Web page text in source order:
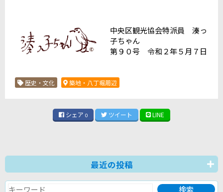
中央区観光協会特派員 湊っ
子ちゃん
第９０号 令和２年５月７日
歴史・文化 築地・八丁堀周辺
シェア 0 ツイート LINE
最近の投稿